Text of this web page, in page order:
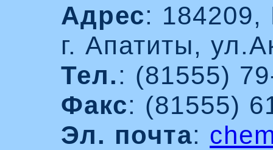
Адрес: 184209,
г. Апатиты,
Тел.: (81555)
Факс: (81555)
Эл. почта: